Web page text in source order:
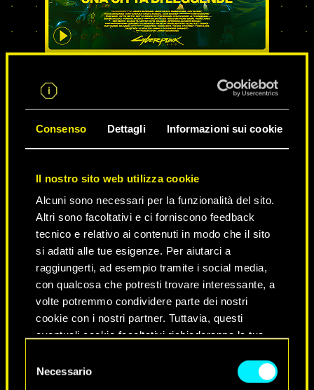
Consenso Dettagli Informazioni sui cookie
Il nostro sito web utilizza cookie
Alcuni sono necessari per la funzionalità del sito.
Altri sono facoltativi e ci forniscono feedback
tecnico e relativo ai contenuti in modo che il sito
si adatti alle tue esigenze. Per aiutarci a
raggiungerti, ad esempio tramite i social media,
con qualcosa che potresti trovare interessante, a
volte potremmo condividere parte dei nostri
cookie con i nostri partner. Tuttavia, questi
eventuali cookie facoltativi richiederanno la tua
Tutti i dettagli su come utilizziamo i cookie e su
delNecessario
NEVER FADE AWAY